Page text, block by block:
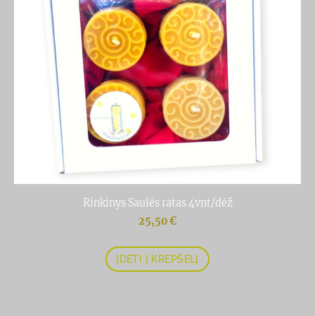
Rinkinys Saulės ratas 4vnt/dėž
25,50 €
ĮDĖTI Į KREPŠELĮ